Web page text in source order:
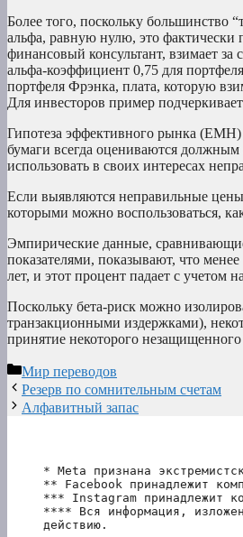
Более того, поскольку большинство
альфа, равную нулю, это
финансовый консультант, взимает
альфа-коэффициент 0,75 для
портфеля Фрэнка, плата, которую
Для инвесторов пример
Гипотеза эффективного рынка
бумаги всегда оцениваются
использовать в своих интересах
Если выявляются неправильные
которыми можно воспользоваться,
Эмпирические данные,
показателями, показывают, что
лет, и этот процент падает с учетом
Поскольку бета-риск можно
транзакционными издержками),
принятие некоторого
Рубрики
Мир переводов
Резерв по сомнительным счетам
Алфавитный запас
* Meta признана
** Facebook принадлежит
*** Instagram принадлежит
**** Вся информация,
действию.